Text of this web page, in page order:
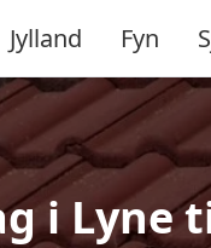
Jylland Fyn
i Lyne